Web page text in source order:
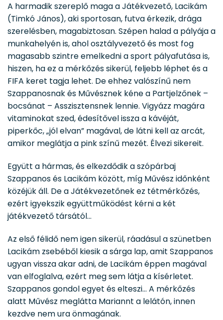
A harmadik szereplő maga a Játékvezető, Lacikám
(Timkó János), aki sportosan, futva érkezik, drága
szerelésben, magabiztosan. Szépen halad a pályája a
munkahelyén is, ahol osztályvezető és most fog
magasabb szintre emelkedni a sport pályafutása is,
hiszen, ha ez a mérkőzés sikerül, feljebb léphet és a
FIFA keret tagja lehet. De ehhez valószínű nem
Szappanosnak és Művésznek kéne a Partjelzőnek –
bocsánat – Asszisztensnek lennie. Vigyázz magára
vitaminokat szed, édesítővel issza a kávéját,
piperkőc, „jól elvan” magával, de látni kell az arcát,
amikor meglátja a pink színű mezét. Élvezi sikereit.
Együtt a hármas, és elkezdődik a szópárbaj
Szappanos és Lacikám között, míg Művész időnként
közéjük áll. De a Játékvezetőnek ez tétmérkőzés,
ezért igyekszik együttműködést kérni a két
játékvezető társától…
Az első félidő nem igen sikerül, ráadásul a szünetben
Lacikám zsebéből kiesik a sárga lap, amit Szappanos
ugyan vissza akar adni, de Lacikám éppen magával
van elfoglalva, ezért meg sem látja a kísérletet.
Szappanos gondol egyet és elteszi… A mérkőzés
alatt Művész meglátta Mariannt a lelátón, innen
kezdve nem ura önmagának.